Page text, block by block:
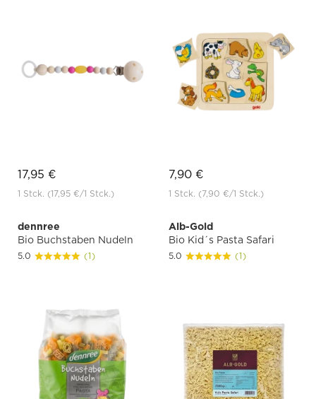
17,95 €
1 Stck. (17,95 €/1 Stck.)
7,90 €
1 Stck. (7,90 €/1 Stck.)
dennree
Bio Buchstaben Nudeln
5.0 (1)
Alb-Gold
Bio Kid´s Pasta Safari
5.0 (1)